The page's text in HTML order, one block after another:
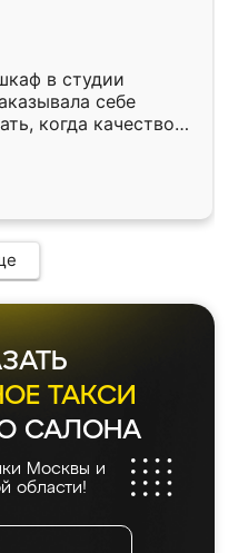
в студии
себе
когда качеством
кухня уже почти
ТАКСИ
САЛОНА
Москвы и
области!